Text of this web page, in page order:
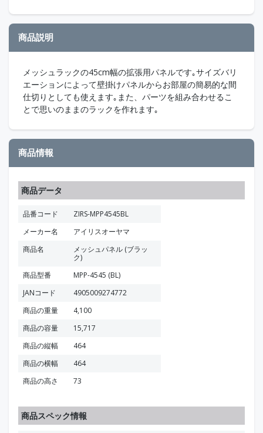
商品説明
メッシュラックの45cm幅の拡張用パネルです｡サイズバリ
エーションによって壁掛けパネルからお部屋の簡易的な間
仕切りとしても使えます｡また、パーツを組み合わせるこ
とで思いのままのラックを作れます｡
商品情報
商品データ
品番コード
ZIRS-MPP4545BL
メーカー名
アイリスオーヤマ
商品名
メッシュパネル (ブラッ
ク)
商品型番
MPP-4545 (BL)
JANコード
4905009274772
商品の重量
4,100
商品の容量
15,717
商品の縦幅
464
商品の横幅
464
商品の高さ
73
商品スペック情報